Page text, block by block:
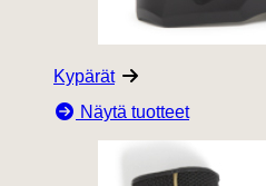
Kypärät
Näytä tuotteet